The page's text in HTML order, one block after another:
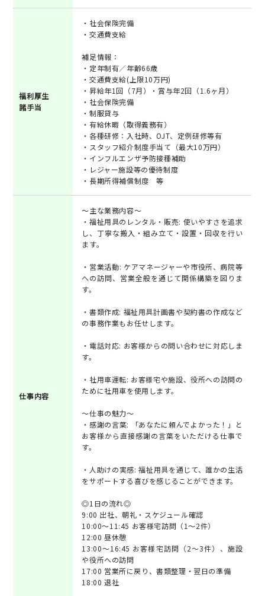
福利厚生
諸手当
・社会保険完備
・交通費支給
補足情報：
・定年制有／年齢66歳
・交通費支給(上限10万円)
・昇給年1回（7月）・賞与年2回（1.6ヶ月）
・社会保険完備
・制服貸与
・有給休暇（取得義務有）
・各種研修：入社時、OJT、定例研修等有
・スタッフ紹介制度手当て（最大10万円）
・インフルエンザ予防接種補助
・レジャー施設等の優待制度
・長期所得補償制度 等
仕事内容
～主な業務内容～
・福祉用具のレンタル・販売: 使いやすさを追求
し、丁寧な搬入・組み立て・設置・回収を行い
ます。
・営業活動: ケアマネージャーや市役所、病院等
への訪問、営業全般を通じて関係構築を図りま
す。
・書類作成: 福祉用具計画書や契約書の作成など
の事務作業もお任せします。
・電話対応: お客様からの問い合わせに対応しま
す。
・社用車運転: お客様宅や施設、役所への訪問の
ために社用車を使用します。
～仕事の魅力～
・感謝の言葉: 「あなたに頼んでよかった！」と
お客様から直接感謝の言葉をいただける仕事で
す。
・人助けの実感: 福祉用具を通じて、誰かの生活
をサポートする喜びを感じることができます。
◎1日の流れ◎
9:00 出社、朝礼・スケジュール確認
10:00～11:45 お客様宅訪問（1～2件）
12:00 昼休憩
13:00～16:45 お客様宅訪問（2～3件）、施設
や役所への訪問
17:00 営業所に戻り、書類整理・翌日の準備
18:00 退社